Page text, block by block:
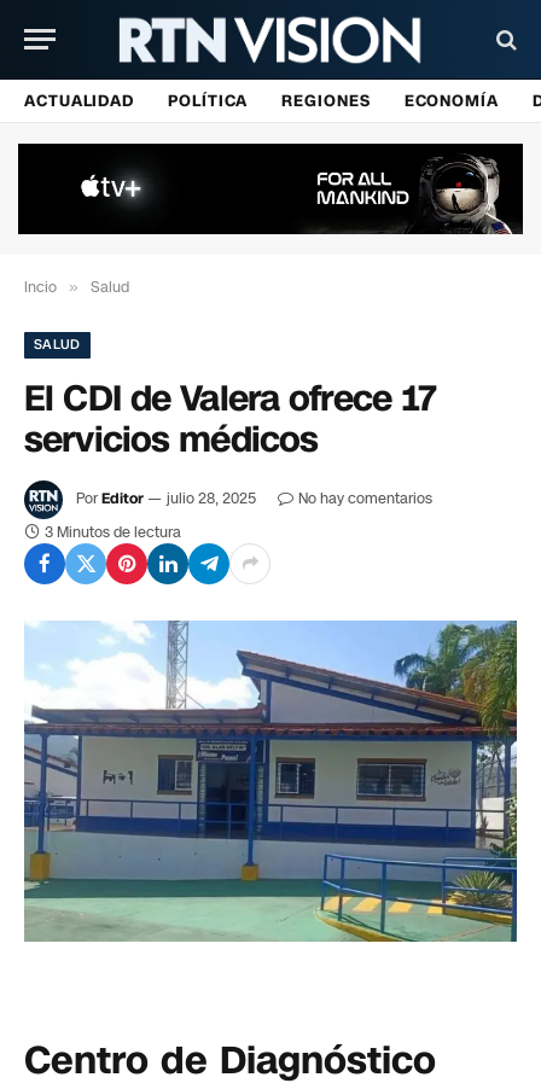
ACTUALIDAD POLÍTICA REGIONES ECONOMÍA
Incio » Salud
SALUD
El CDI de Valera ofrece 17
servicios médicos
PorEditor julio 28, 2025
No hay comentarios
3 Minutos de lectura
Centro de Diagnóstico